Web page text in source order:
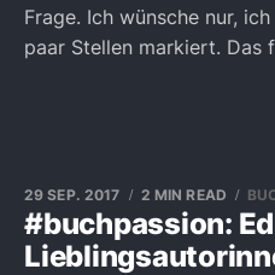
Frage. Ich wünsche nur,
paar Stellen markiert. Das
#buchpassion:
29 SEP. 2017 2 MIN READ